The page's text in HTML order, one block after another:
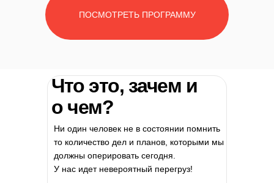
ПОСМОТРЕТЬ ПРОГРАММУ
Что это, зачем и
о чем?
Ни один человек не в состоянии помнить
то количество дел и планов, которыми мы
должны оперировать сегодня.
У нас идет невероятный перегруз!